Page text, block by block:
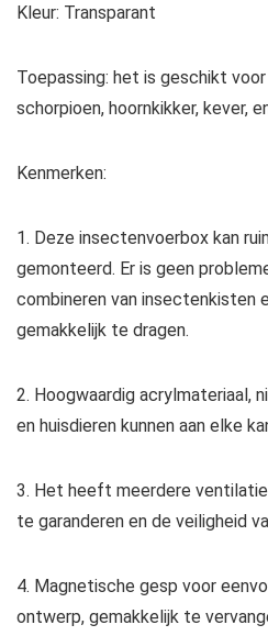
Kleur: Transparant
Toepassing: het is geschikt
schorpioen, hoornkikker, kever,
Kenmerken:
1. Deze insectenvoerbox kan
gemonteerd. Er is geen
combineren van insectenkisten
gemakkelijk te dragen.
2. Hoogwaardig acrylmateriaal,
en huisdieren kunnen aan elke
3. Het heeft meerdere
te garanderen en de veiligheid
4. Magnetische gesp voor
ontwerp, gemakkelijk te